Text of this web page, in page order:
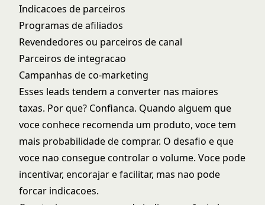
Indicacoes de parceiros
Programas de afiliados
Revendedores ou parceiros de canal
Parceiros de integracao
Campanhas de co-marketing
Esses leads tendem a converter nas maiores
taxas. Por que? Confianca. Quando alguem que
voce conhece recomenda um produto, voce tem
mais probabilidade de comprar. O desafio e que
voce nao consegue controlar o volume. Voce pode
incentivar, encorajar e facilitar, mas nao pode
forcar indicacoes.